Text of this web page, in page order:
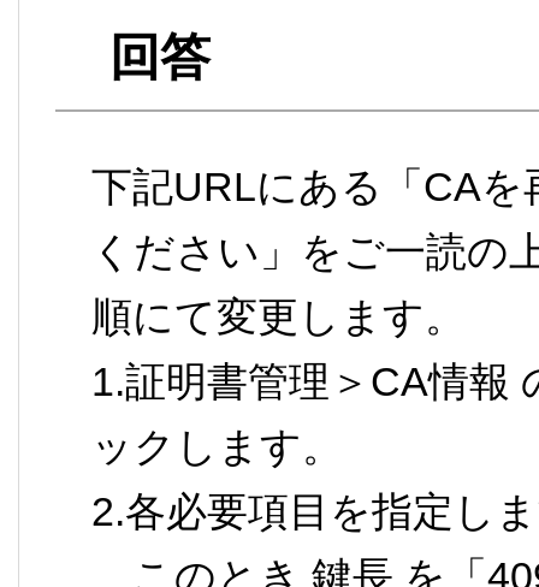
回答
下記URLにある「CA
ください」をご一読の
順にて変更します。
1.証明書管理＞CA情報
ックします。
2.各必要項目を指定し
このとき 鍵長 を「